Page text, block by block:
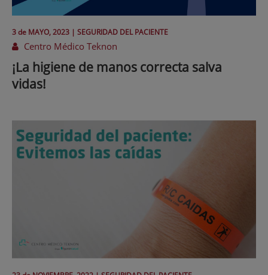
3 de MAYO, 2023 | SEGURIDAD DEL PACIENTE
Centro Médico Teknon
¡La higiene de manos correcta salva
vidas!